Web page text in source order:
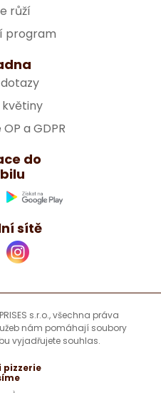
růží
program
květiny
a GDPR
do
sítě
s.r.o., všechna práva
nám pomáhají soubory
vyjadřujete souhlas.
pizzerie